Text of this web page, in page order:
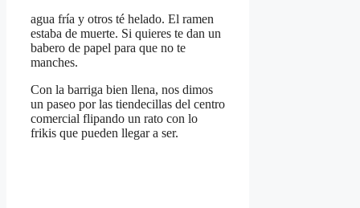
agua fría y otros té helado. El ramen
estaba de muerte. Si quieres te dan un
babero de papel para que no te
manches.
Con la barriga bien llena, nos dimos
un paseo por las tiendecillas del centro
comercial flipando un rato con lo
frikis que pueden llegar a ser.